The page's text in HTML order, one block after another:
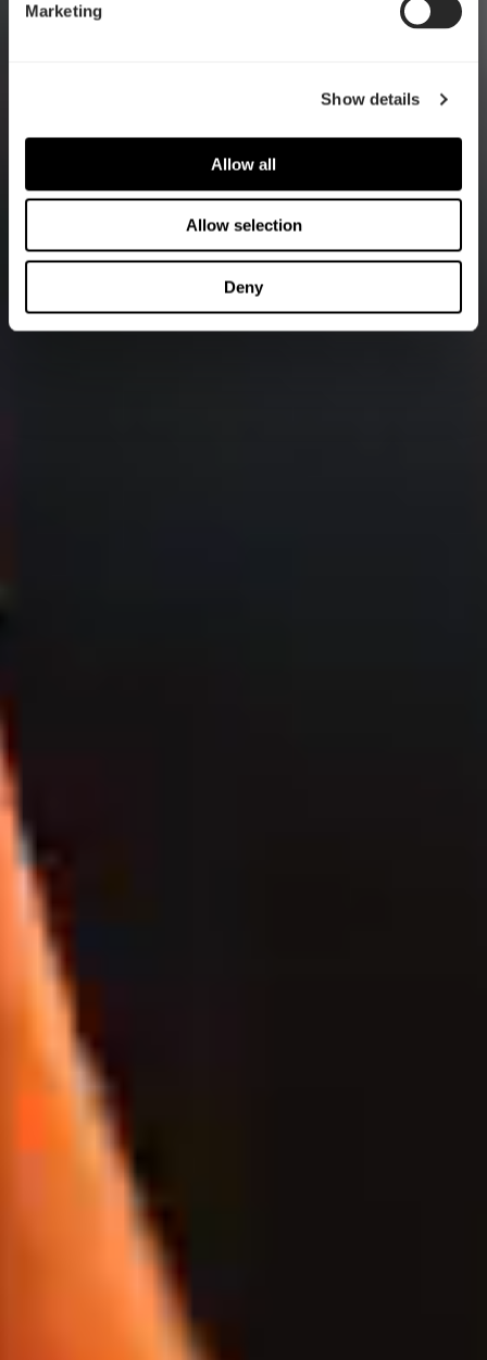
Marketing
Show details
Allow all
Allow selection
Deny